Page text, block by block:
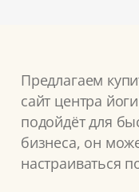
Предлагаем
сайт центра
подойдёт для
бизнеса, он
настраиваться